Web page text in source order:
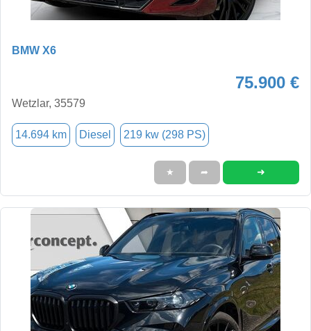
BMW X6
75.900 €
Wetzlar, 35579
14.694 km Diesel 219 kw (298 PS)
★ ➦ ➜